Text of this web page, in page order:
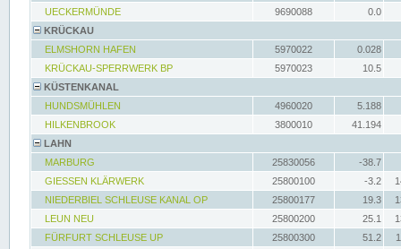
UECKERMÜNDE
9690088
0.0
KRÜCKAU
ELMSHORN HAFEN
5970022
0.028
KRÜCKAU-SPERRWERK BP
5970023
10.5
KÜSTENKANAL
HUNDSMÜHLEN
4960020
5.188
HILKENBROOK
3800010
41.194
LAHN
MARBURG
25830056
-38.7
GIESSEN KLÄRWERK
25800100 -3.2
NIEDERBIEL SCHLEUSE KANAL OP
25800177 19.3
LEUN NEU
25800200 25.1
FÜRFURT SCHLEUSE UP
25800300 51.2